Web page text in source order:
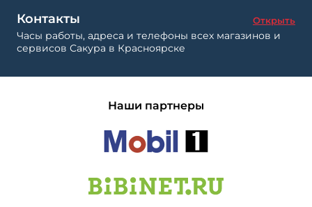
Контакты Открыть
Часы работы, адреса и телефоны всех магазинов и
сервисов Сакура в Красноярске
Наши партнеры